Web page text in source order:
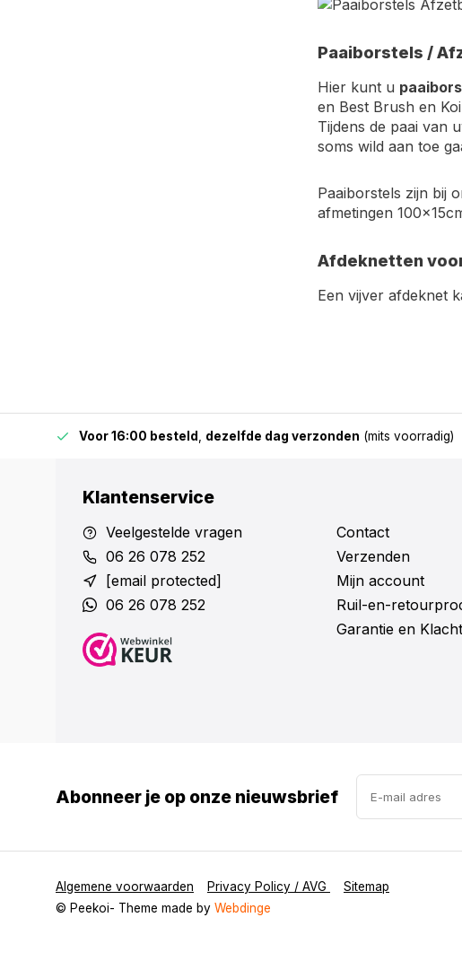
Paaiborstels /
Hier kunt u
en Best Brush en
Tijdens de paai van
soms wild aan toe
Paaiborstels zijn bij
afmetingen
Afdeknetten
Een vijver afdeknet
Voor 16:00 besteld dezelfde dag verzonden (mits voorradig)
Klantenservice
Veelgestelde vragen
06 26 078 252
[email protected]
06 26 078 252
Contact
Verzenden
Mijn account
Ruil-en-
Garantie en
Abonneer je op onze nieuwsbrief
Algemene voorwaarden Privacy Policy / AVG
Sitemap
© Peekoi- Theme made by Webdinge